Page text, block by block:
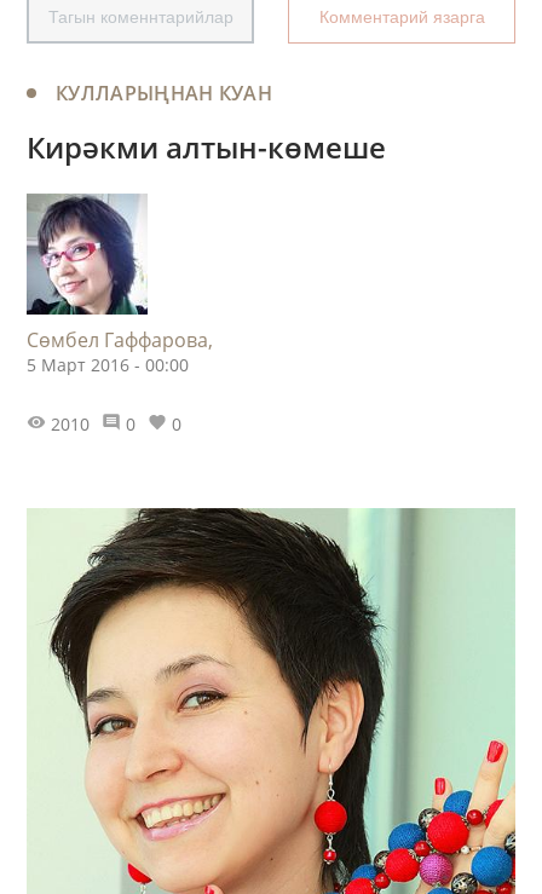
Тагын коменнтарийлар Комментарий язарга
КУЛЛАРЫҢНАН КУАН
Кирәкми алтын-көмеше
Сөмбел Гаффарова,
5 Март 2016 - 00:00
2010 0 0